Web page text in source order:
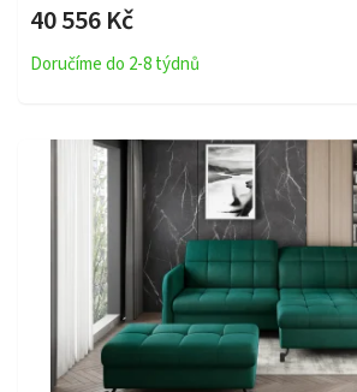
40 556 Kč
Doručíme do 2-8 týdnů